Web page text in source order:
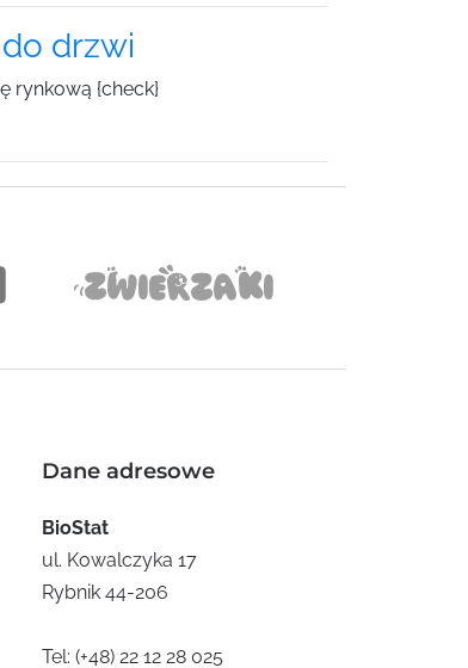
drzwi
rynkową {check}
Dane adresowe
BioStat
ul. Kowalczyka 17
Rybnik 44-206
Tel: (+48) 22 12 28 025